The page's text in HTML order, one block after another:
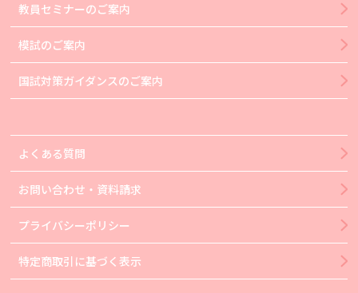
教員セミナーのご案内
模試のご案内
国試対策ガイダンスのご案内
よくある質問
お問い合わせ・資料請求
プライバシーポリシー
特定商取引に基づく表示